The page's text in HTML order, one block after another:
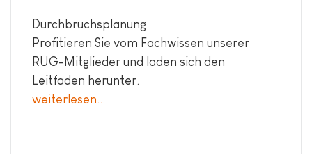
Durchbruchsplanung
Profitieren Sie vom Fachwissen unserer
RUG-Mitglieder und laden sich den
Leitfaden herunter.
weiterlesen...